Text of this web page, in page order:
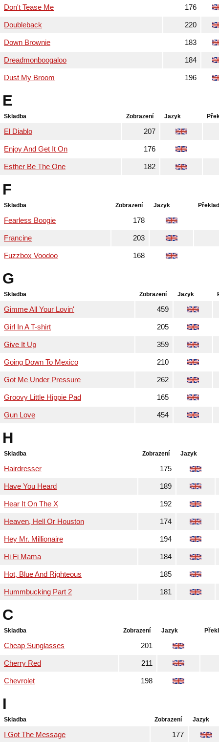
Don't Tease Me 176
Doubleback 220
Down Brownie 183
Dreadmonboogaloo 184
Dust My Broom 196
E
Skladba Zobrazení Jazyk
El Diablo 207
Enjoy And Get It On 176
Esther Be The One 182
F
Skladba Zobrazení Jazyk Překlad
Fearless Boogie 178
Francine 203
Fuzzbox Voodoo 168
G
Skladba Zobrazení Jazyk
Gimme All Your Lovin' 459
Girl In A T-shirt 205
Give It Up 359
Going Down To Mexico 210
Got Me Under Pressure 262
Groovy Little Hippie Pad 165
Gun Love 454
H
Skladba Zobrazení Jazyk
Hairdresser 175
Have You Heard 189
Hear It On The X 192
Heaven, Hell Or Houston 174
Hey Mr. Millionaire 194
Hi Fi Mama 184
Hot, Blue And Righteous 185
Hummbucking Part 2 181
C
Skladba Zobrazení Jazyk
Cheap Sunglasses 201
Cherry Red 211
Chevrolet 198
I
Skladba Zobrazení Jazyk
I Got The Message 177